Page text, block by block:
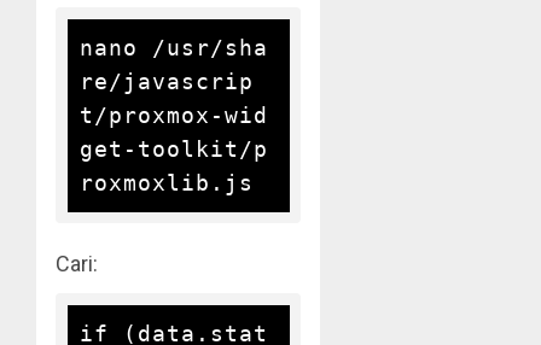
nano /usr/sha
re/javascrip
t/proxmox-wid
get-toolkit/p
Cari:
if (data.stat